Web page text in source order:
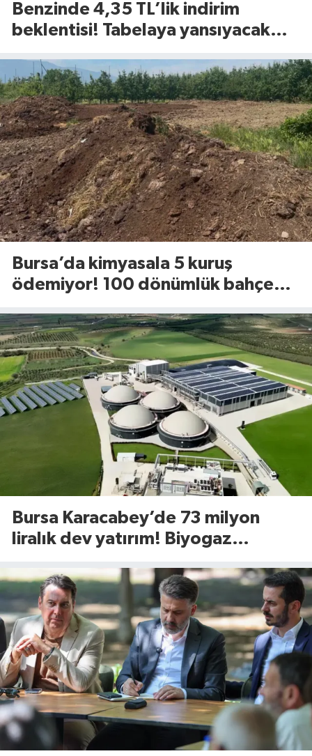
Benzinde 4,35 TL’lik indirim
beklentisi! Tabelaya yansıyacak
Bursa’da kimyasala 5 kuruş
ödemiyor! 100 dönümlük bahçede
Bursa Karacabey’de 73 milyon
liralık dev yatırım! Biyogaz
yükseliyor